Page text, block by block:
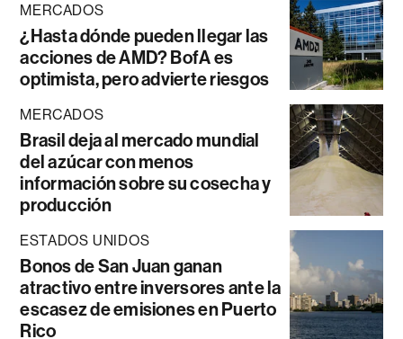
MERCADOS
¿Hasta dónde pueden llegar las
acciones de AMD? BofA es
optimista, pero advierte riesgos
MERCADOS
Brasil deja al mercado mundial
del azúcar con menos
información sobre su cosecha y
producción
ESTADOS UNIDOS
Bonos de San Juan ganan
atractivo entre inversores ante la
escasez de emisiones en Puerto
Rico